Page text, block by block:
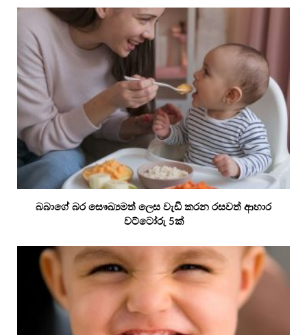
බබාගේ බර සෞඛ්‍යමත් ලෙස වැඩි කරන රසවත් ආහාර
වට්ටෝරු 5ක්